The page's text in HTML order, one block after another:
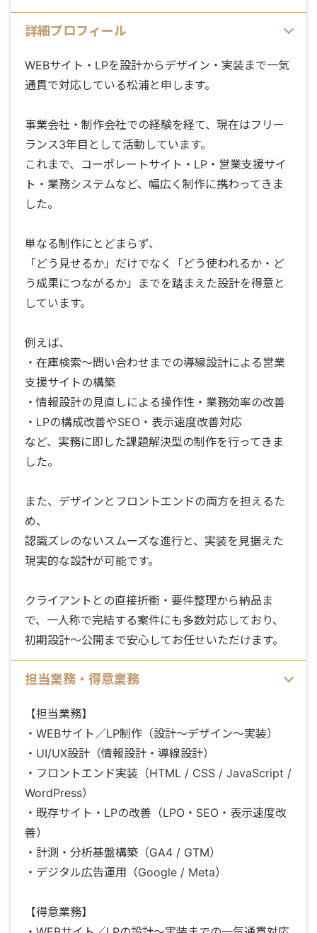
詳細プロフィール
WEBサイト・LPを設計からデザイン・実装まで一気
通貫で対応している松浦と申します。
事業会社・制作会社での経験を経て、現在はフリー
ランス3年目として活動しています。
これまで、コーポレートサイト・LP・営業支援サイ
ト・業務システムなど、幅広く制作に携わってきま
した。
単なる制作にとどまらず、
「どう見せるか」だけでなく「どう使われるか・ど
う成果につながるか」までを踏まえた設計を得意と
しています。
例えば、
・在庫検索〜問い合わせまでの導線設計による営業
支援サイトの構築
・情報設計の見直しによる操作性・業務効率の改善
・LPの構成改善やSEO・表示速度改善対応
など、実務に即した課題解決型の制作を行ってきま
した。
また、デザインとフロントエンドの両方を担えるた
め、
認識ズレのないスムーズな進行と、実装を見据えた
現実的な設計が可能です。
クライアントとの直接折衝・要件整理から納品ま
で、一人称で完結する案件にも多数対応しており、
初期設計〜公開まで安心してお任せいただけます。
担当業務・得意業務
【担当業務】
・WEBサイト／LP制作（設計〜デザイン〜実装）
・UI/UX設計（情報設計・導線設計）
・フロントエンド実装（HTML / CSS / JavaScript /
WordPress）
・既存サイト・LPの改善（LPO・SEO・表示速度改
善）
・計測・分析基盤構築（GA4 / GTM）
・デジタル広告運用（Google / Meta）
【得意業務】